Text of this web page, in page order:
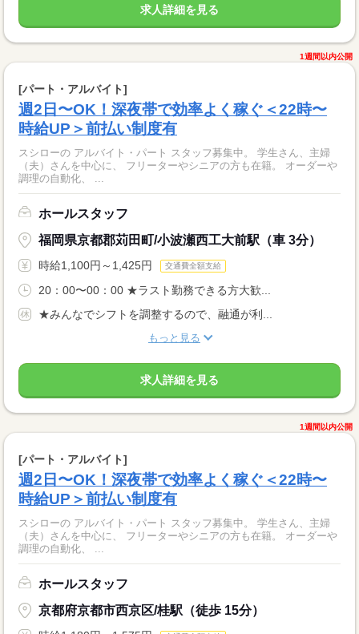
求人詳細を見る
1週間以内公開
[パート・アルバイト]
週2日〜OK！深夜帯で効率よく稼ぐ＜22時〜
時給UP＞前払い制度有
スシローの アルバイト・パート スタッフ募集中。 学生さん、主婦
（夫）さんを中心に、 フリーターやシニアの方も在籍。 オーダーや
調理の自動化、 ...
ホールスタッフ
福岡県京都郡苅田町/小波瀬西工大前駅（車 3分）
時給1,100円～1,425円 交通費全額支給
20：00〜00：00 ★ラスト勤務できる方大歓...
★みんなでシフトを調整するので、融通が利...
もっと見る
求人詳細を見る
1週間以内公開
[パート・アルバイト]
週2日〜OK！深夜帯で効率よく稼ぐ＜22時〜
時給UP＞前払い制度有
スシローの アルバイト・パート スタッフ募集中。 学生さん、主婦
（夫）さんを中心に、 フリーターやシニアの方も在籍。 オーダーや
調理の自動化、 ...
ホールスタッフ
京都府京都市西京区/桂駅（徒歩 15分）